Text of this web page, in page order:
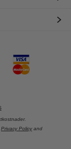
Privacy Policy and